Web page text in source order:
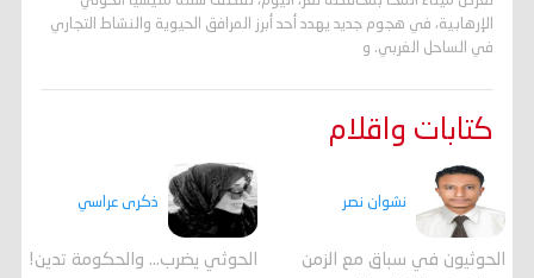
الإرهابية، في هجوم جديد يهدد أحد أبرز المرافق الحيوية والنشاط التجاري
في الساحل الغربي. و
كتابات واقلام
نشوان نصر
الحوثيون في سباق مع الزمن
ذكرى عراسي
الحوثي يضرب… والحكومة تدين!